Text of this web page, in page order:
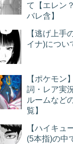
て【エレン
バレ含】
【逃げ上手
イナ)につい
【ポケモン
詞・レア実
ルームなど
覧】
【ハイキュ
(5本指)の中